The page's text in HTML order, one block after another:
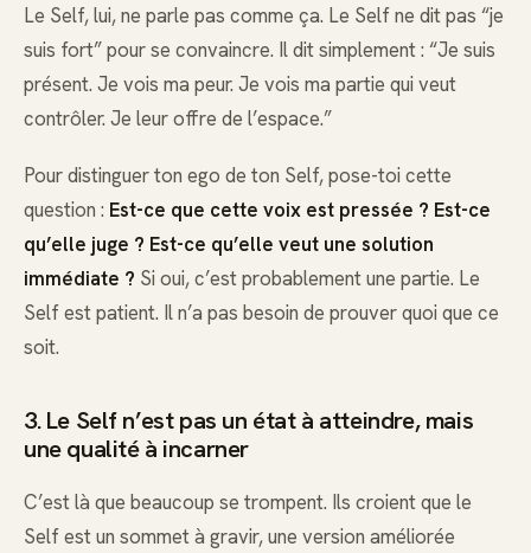
Le Self, lui, ne parle pas comme ça. Le Self ne dit pas “je
suis fort” pour se convaincre. Il dit simplement : “Je suis
présent. Je vois ma peur. Je vois ma partie qui veut
contrôler. Je leur offre de l’espace.”
Pour distinguer ton ego de ton Self, pose-toi cette
question : Est-ce que cette voix est pressée ? Est-ce
qu’elle juge ? Est-ce qu’elle veut une solution
immédiate ? Si oui, c’est probablement une partie. Le
Self est patient. Il n’a pas besoin de prouver quoi que ce
soit.
3. Le Self n’est pas un état à atteindre, mais
une qualité à incarner
C’est là que beaucoup se trompent. Ils croient que le
Self est un sommet à gravir, une version améliorée